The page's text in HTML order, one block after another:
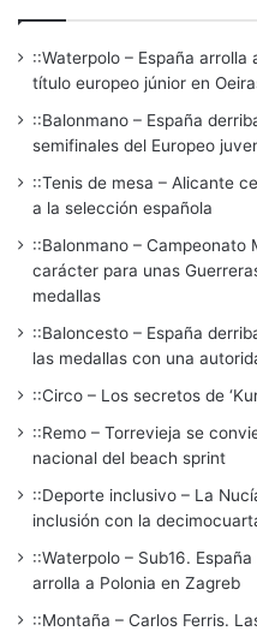
::Waterpolo – España
título europeo júnior en
::Balonmano – España
semifinales del Europeo
::Tenis de mesa – Alicante
a la selección española
::Balonmano – Campeonato
carácter para unas
medallas
::Baloncesto – España
las medallas con una
::Circo – Los secretos de
::Remo – Torrevieja se
nacional del beach sprint
::Deporte inclusivo – La
inclusión con la
::Waterpolo – Sub16.
arrolla a Polonia en Zagreb
::Montaña – Carlos Ferris.